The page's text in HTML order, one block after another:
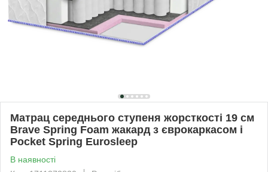
Матрац середнього ступеня жорсткості 19 см
Brave Spring Foam жакард з єврокаркасом і
Pocket Spring Eurosleep
В наявності